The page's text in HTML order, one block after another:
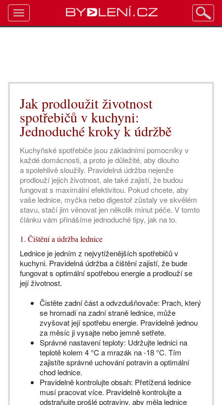
Jak prodloužit životnost
spotřebičů v kuchyni:
Jednoduché kroky k údržbě
Kuchyňské spotřebiče jsou základními pomocníky v
každé domácnosti, a proto je důležité, aby dlouho
a spolehlivě sloužily. Pravidelná údržba nejenže
prodlouží jejich životnost, ale také zajistí, že budou
fungovat s maximální efektivitou. Pokud chcete, aby
vaše lednice, myčka nebo digestoř zůstaly ve skvělém
stavu, stačí jim věnovat jen několik minut péče. V tomto
článku vám přinášíme jednoduché tipy, jak na to.
1. Čištění a údržba lednice
Lednice je jedním z nejvytíženějších spotřebičů v
kuchyni. Pravidelná údržba a čištění zajistí, že bude
fungovat s optimální spotřebou energie a prodlouží se
její životnost.
Čistěte zadní část a odvzdušňovače: Prach, který
se hromadí na zadní straně lednice, může
zvyšovat její spotřebu energie. Pravidelně jednou
za měsíc ji vysajte nebo jemně setřete.
Správné nastavení teploty: Udržujte lednici na
teplotě kolem 4 °C a mrazák na -18 °C. Tím
zajistíte správné uchování potravin a optimální
chod lednice.
Pravidelně kontrolujte obsah: Přetížená lednice
musí pracovat více. Pravidelně kontrolujte a
odstraňujte prošlé potraviny, aby měla lednice
Toggle
navigation